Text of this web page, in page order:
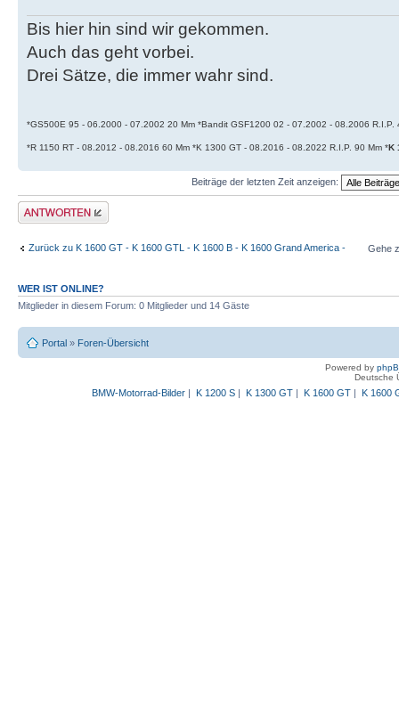
Bis hier hin sind wir gekommen.
Auch das geht vorbei.
Drei Sätze, die immer wahr sind.
*GS500E 95 - 06.2000 - 07.2002 20 Mm *Bandit GSF1200 02 - 07.2002 - 08.2006
*R 1150 RT - 08.2012 - 08.2016 60 Mm *K 1300 GT - 08.2016 - 08.2022 R.I.P. 90 Mm *K
Beiträge der letzten Zeit anzeigen:
Antwort schreiben
Zurück zu K 1600 GT - K 1600 GTL - K 1600 B - K 1600 Grand America - Gehe
WER IST ONLINE?
Mitglieder in diesem Forum: 0 Mitglieder und 14 Gäste
Portal » Foren-Übersicht
Powered by
Deutsche
BMW-Motorrad-Bilder| K 1200 S| K 1300 GT| K 1600 GT| K 1600